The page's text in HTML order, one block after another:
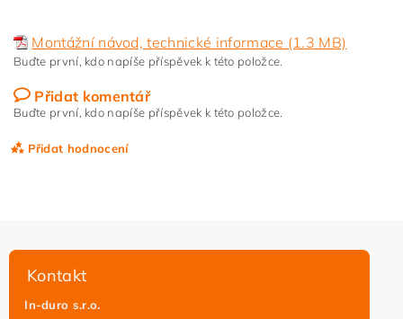
Montážní návod, technické informace (1.3 MB)
Buďte první, kdo napíše příspěvek k této položce.
Přidat komentář
Buďte první, kdo napíše příspěvek k této položce.
Přidat hodnocení
Kontakt
In-duro s.r.o.